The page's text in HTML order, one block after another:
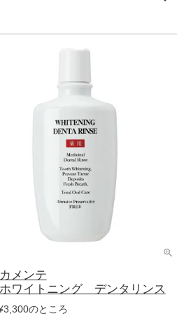
メンテ
ワイトニング デンタリンス
3,300のところ